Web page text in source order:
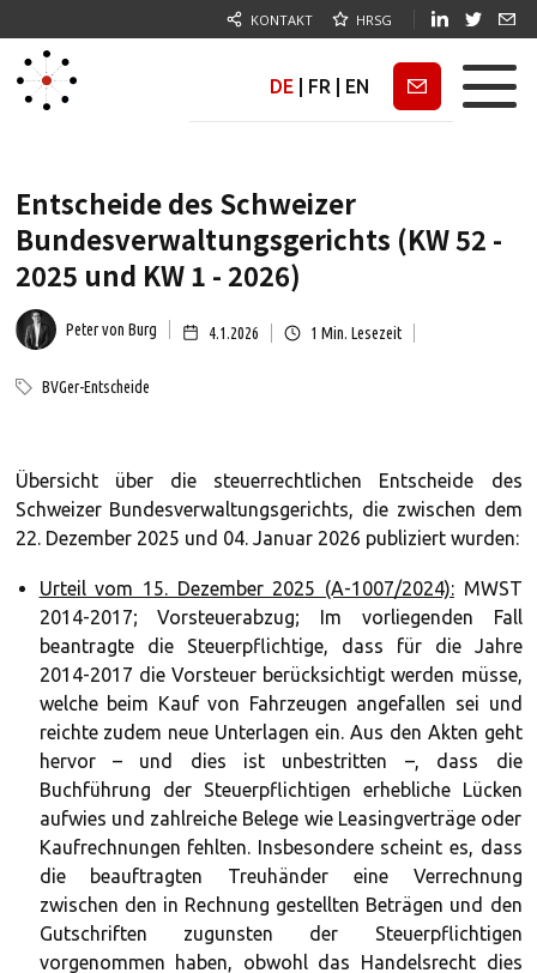
KONTAKT HRSG
DE FR EN Newsletter
Entscheide des Schweizer
Bundesverwaltungsgerichts (KW 52 -
2025 und KW 1 - 2026)
Peter von Burg 4.1.2026 1 Min. Lesezeit
BVGer-Entscheide
Übersicht über die steuerrechtlichen Entscheide des
Schweizer Bundesverwaltungsgerichts, die zwischen dem
22. Dezember 2025 und 04. Januar 2026 publiziert wurden:
Urteil vom 15. Dezember 2025 (A-1007/2024):MWST
2014-2017; Vorsteuerabzug; Im vorliegenden Fall
beantragte die Steuerpflichtige, dass für die Jahre
2014-2017 die Vorsteuer berücksichtigt werden müsse,
welche beim Kauf von Fahrzeugen angefallen sei und
reichte zudem neue Unterlagen ein. Aus den Akten geht
hervor – und dies ist unbestritten –, dass die
Buchführung der Steuerpflichtigen erhebliche Lücken
aufwies und zahlreiche Belege wie Leasingverträge oder
Kaufrechnungen fehlten. Insbesondere scheint es, dass
die beauftragten Treuhänder eine Verrechnung
zwischen den in Rechnung gestellten Beträgen und den
Gutschriften zugunsten der Steuerpflichtigen
vorgenommen haben, obwohl das Handelsrecht dies